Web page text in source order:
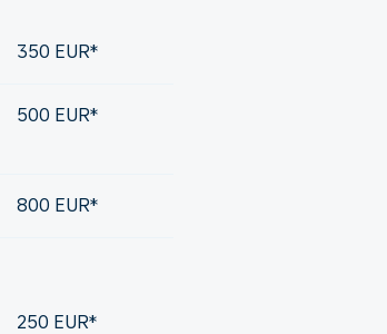
350 EUR*
500 EUR*
800 EUR*
250 EUR*